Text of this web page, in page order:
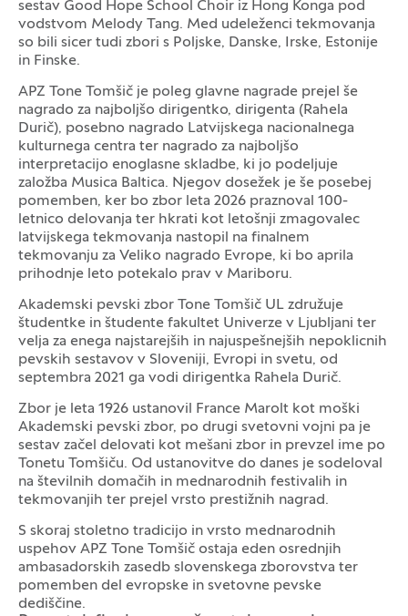
sestav Good Hope School Choir iz Hong Konga pod
vodstvom Melody Tang. Med udeleženci tekmovanja
so bili sicer tudi zbori s Poljske, Danske, Irske, Estonije
in Finske.
APZ Tone Tomšič je poleg glavne nagrade prejel še
nagrado za najboljšo dirigentko, dirigenta (Rahela
Durič), posebno nagrado Latvijskega nacionalnega
kulturnega centra ter nagrado za najboljšo
interpretacijo enoglasne skladbe, ki jo podeljuje
založba Musica Baltica. Njegov dosežek je še posebej
pomemben, ker bo zbor leta 2026 praznoval 100-
letnico delovanja ter hkrati kot letošnji zmagovalec
latvijskega tekmovanja nastopil na finalnem
tekmovanju za Veliko nagrado Evrope, ki bo aprila
prihodnje leto potekalo prav v Mariboru.
Akademski pevski zbor Tone Tomšič UL združuje
študentke in študente fakultet Univerze v Ljubljani ter
velja za enega najstarejših in najuspešnejših nepoklicnih
pevskih sestavov v Sloveniji, Evropi in svetu, od
septembra 2021 ga vodi dirigentka Rahela Durič.
Zbor je leta 1926 ustanovil France Marolt kot moški
Akademski pevski zbor, po drugi svetovni vojni pa je
sestav začel delovati kot mešani zbor in prevzel ime po
Tonetu Tomšiču. Od ustanovitve do danes je sodeloval
na številnih domačih in mednarodnih festivalih in
tekmovanjih ter prejel vrsto prestižnih nagrad.
S skoraj stoletno tradicijo in vrsto mednarodnih
uspehov APZ Tone Tomšič ostaja eden osrednjih
ambasadorskih zasedb slovenskega zborovstva ter
pomemben del evropske in svetovne pevske
dediščine.